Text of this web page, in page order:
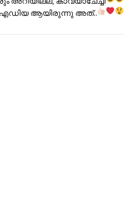
ആയിരുന്നു അത്..